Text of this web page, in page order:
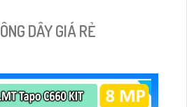
DÂY GIÁ RẺ